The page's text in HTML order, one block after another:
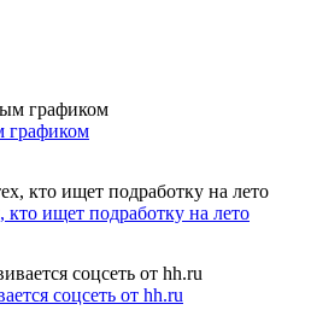
графиком
ищет подработку на лето
соцсеть от hh.ru